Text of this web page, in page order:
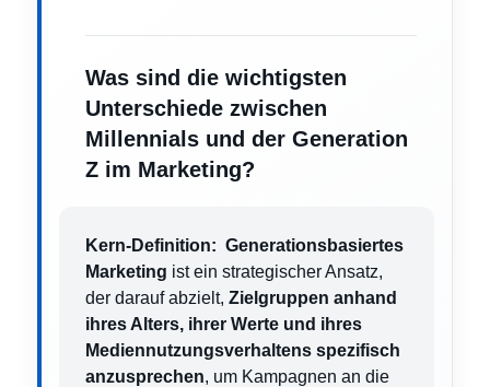
Was sind die wichtigsten
Unterschiede zwischen
Millennials und der Generation
Z im Marketing?
Kern-Definition: Generationsbasiertes
Marketing ist ein strategischer Ansatz,
der darauf abzielt, Zielgruppen anhand
ihres Alters, ihrer Werte und ihres
Mediennutzungsverhaltens spezifisch
anzusprechen, um Kampagnen an die